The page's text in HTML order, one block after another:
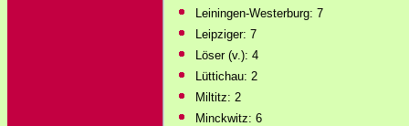
Leiningen-Westerburg: 7
Leipziger: 7
Löser (v.): 4
Lüttichau: 2
Miltitz: 2
Minckwitz: 6